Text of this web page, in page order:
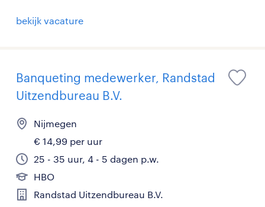
bekijk vacature
Banqueting medewerker, Randstad
Uitzendbureau B.V.
Nijmegen
€ 14,99 per uur
25 - 35 uur, 4 - 5 dagen p.w.
HBO
Randstad Uitzendbureau B.V.